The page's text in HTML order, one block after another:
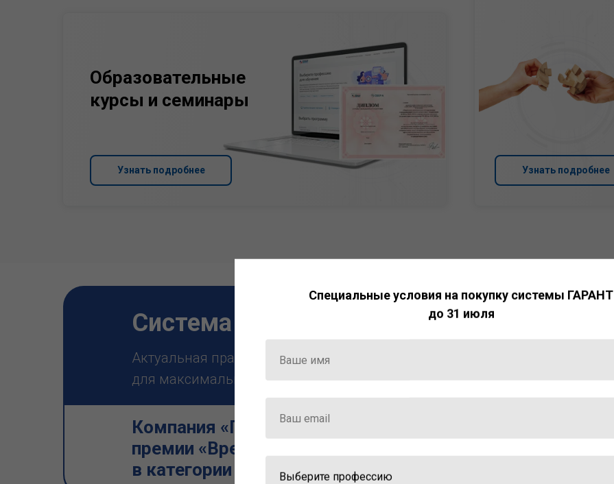
Узнать подробнее
Узнать подробнее
Образовательные
курсы и семинары
Компания «Гарант» стала победителем
премии «Время инноваций — 2025»
в категории «Искусственный интеллект»
Система ГАРАНТ
Актуальная правовая информация и инструменты
для максимально эффективной работы с ней.
Специальные условия на покупку системы ГАРАНТ
до 31 июля